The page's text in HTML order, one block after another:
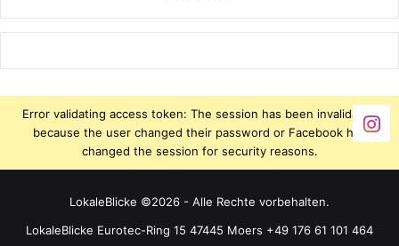
Error validating access token: The session has been invalidated
because the user changed their password or Facebook has
changed the session for security reasons.
LokaleBlicke ©2026 - Alle Rechte vorbehalten.
LokaleBlicke Eurotec-Ring 15 47445 Moers +49 176 61 101 464